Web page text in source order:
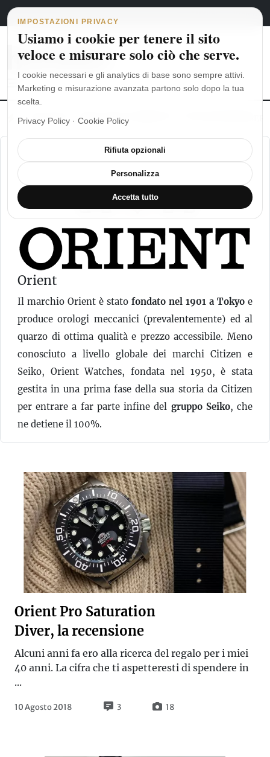
Vai al contenuto
Navigazione principale
6 agosto 2026 italiano
MoonSwatch: dalle origini al MISSION TO THE MOONPHASE
Orient
Il marchio Orient è stato fondato nel 1901 a Tokyo e
produce orologi meccanici (prevalentemente) ed al
quarzo di ottima qualità e prezzo accessibile. Meno
conosciuto a livello globale dei marchi Citizen e
Seiko, Orient Watches, fondata nel 1950, è stata
gestita in una prima fase della sua storia da Citizen
per entrare a far parte infine del gruppo Seiko, che
ne detiene il 100%.
Orient Pro Saturation
Diver, la recensione
Alcuni anni fa ero alla ricerca del regalo per i miei
40 anni. La cifra che ti aspetteresti di spendere in
...
10 Agosto 2018 3 18
IMPOSTAZIONI PRIVACY
Usiamo i cookie per tenere il sito
veloce e misurare solo ciò che serve.
I cookie necessari e gli analytics di base sono sempre attivi.
Marketing e misurazione avanzata partono solo dopo la tua
scelta.
Privacy Policy · Cookie Policy
Rifiuta opzionali
Personalizza
Accetta tutto